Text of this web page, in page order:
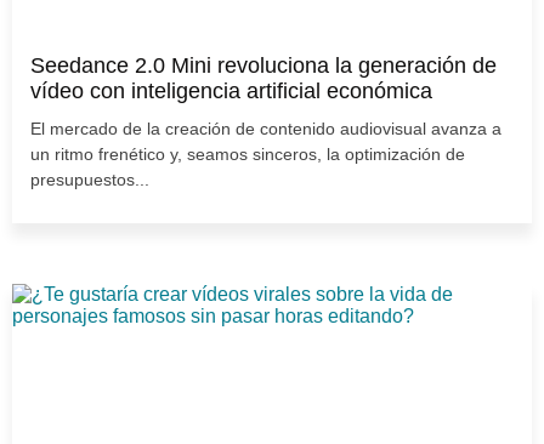
Seedance 2.0 Mini revoluciona la generación de
vídeo con inteligencia artificial económica
El mercado de la creación de contenido audiovisual avanza a
un ritmo frenético y, seamos sinceros, la optimización de
presupuestos...